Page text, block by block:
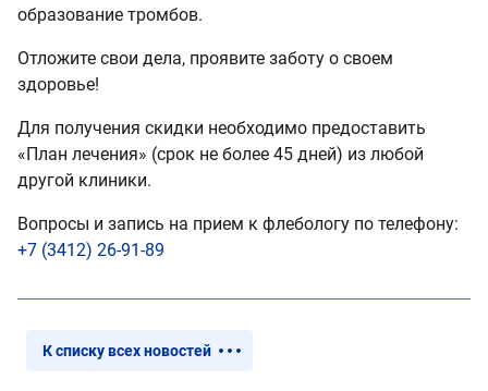
образование тромбов.
Отложите свои дела, проявите заботу о своем
здоровье!
Для получения скидки необходимо предоставить
«План лечения» (срок не более 45 дней) из любой
другой клиники.
Вопросы и запись на прием к флебологу по телефону:
+7 (3412) 26-91-89
К списку всех новостей